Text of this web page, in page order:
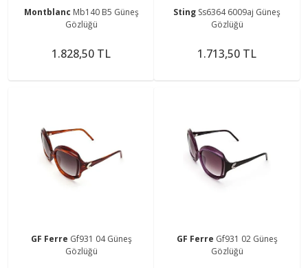
Montblanc Mb140 B5 Güneş
Gözlüğü
1.828,50 TL
Sting Ss6364 6009aj Güneş
Gözlüğü
1.713,50 TL
GF Ferre Gf931 04 Güneş
Gözlüğü
GF Ferre Gf931 02 Güneş
Gözlüğü